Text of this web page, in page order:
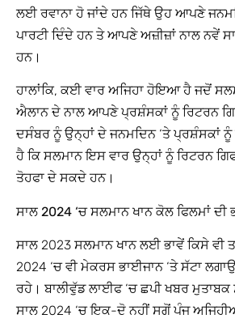
ਲਈ ਰਵਾਨਾ ਹੋ ਜਾਂਦੇ ਹਨ ਜਿੱਥੇ ਉਹ ਆਪਣੇ
ਪਾਰਟੀ ਦਿੰਦੇ ਹਨ ਤੇ ਆਪਣੇ ਅਜ਼ੀਜ਼ਾਂ ਨਾਲ ਨਵੇਂ
ਹਨ।
ਹਾਲਾਂਕਿ, ਕਈ ਵਾਰ ਅਜਿਹਾ ਹੋਇਆ ਹੈ ਜਦੋਂ
ਐਲਾਨ ਦੇ ਨਾਲ ਆਪਣੇ ਪ੍ਰਸ਼ੰਸਕਾਂ ਨੂੰ ਰਿਟਰਨ
ਦਸੰਬਰ ਨੂੰ ਉਨ੍ਹਾਂ ਦੇ ਜਨਮਦਿਨ ‘ਤੇ ਪ੍ਰਸ਼ੰਸਕਾਂ ਨੂੰ
ਹੈ ਕਿ ਸਲਮਾਨ ਇਸ ਵਾਰ ਉਨ੍ਹਾਂ ਨੂੰ ਰਿਟਰਨ
ਤੋਹਫਾ ਦੇ ਸਕਦੇ ਹਨ।
ਸਾਲ 2024 ‘ਚ ਸਲਮਾਨ ਖਾਨ ਕੋਲ ਫਿਲਮਾਂ ਦੀ
ਸਾਲ 2023 ਸਲਮਾਨ ਖਾਨ ਲਈ ਭਾਵੇਂ ਕਿਸੇ ਵੀ
2024 ‘ਚ ਵੀ ਮੇਕਰਸ ਭਾਈਜਾਨ ‘ਤੇ ਸੱਟਾ
ਰਹੇ। ਬਾਲੀਵੁੱਡ ਲਾਈਫ ‘ਚ ਛਪੀ ਖਬਰ
ਸਾਲ 2024 ‘ਚ ਇਕ-ਦੋ ਨਹੀਂ ਸਗੋਂ ਪੰਜ